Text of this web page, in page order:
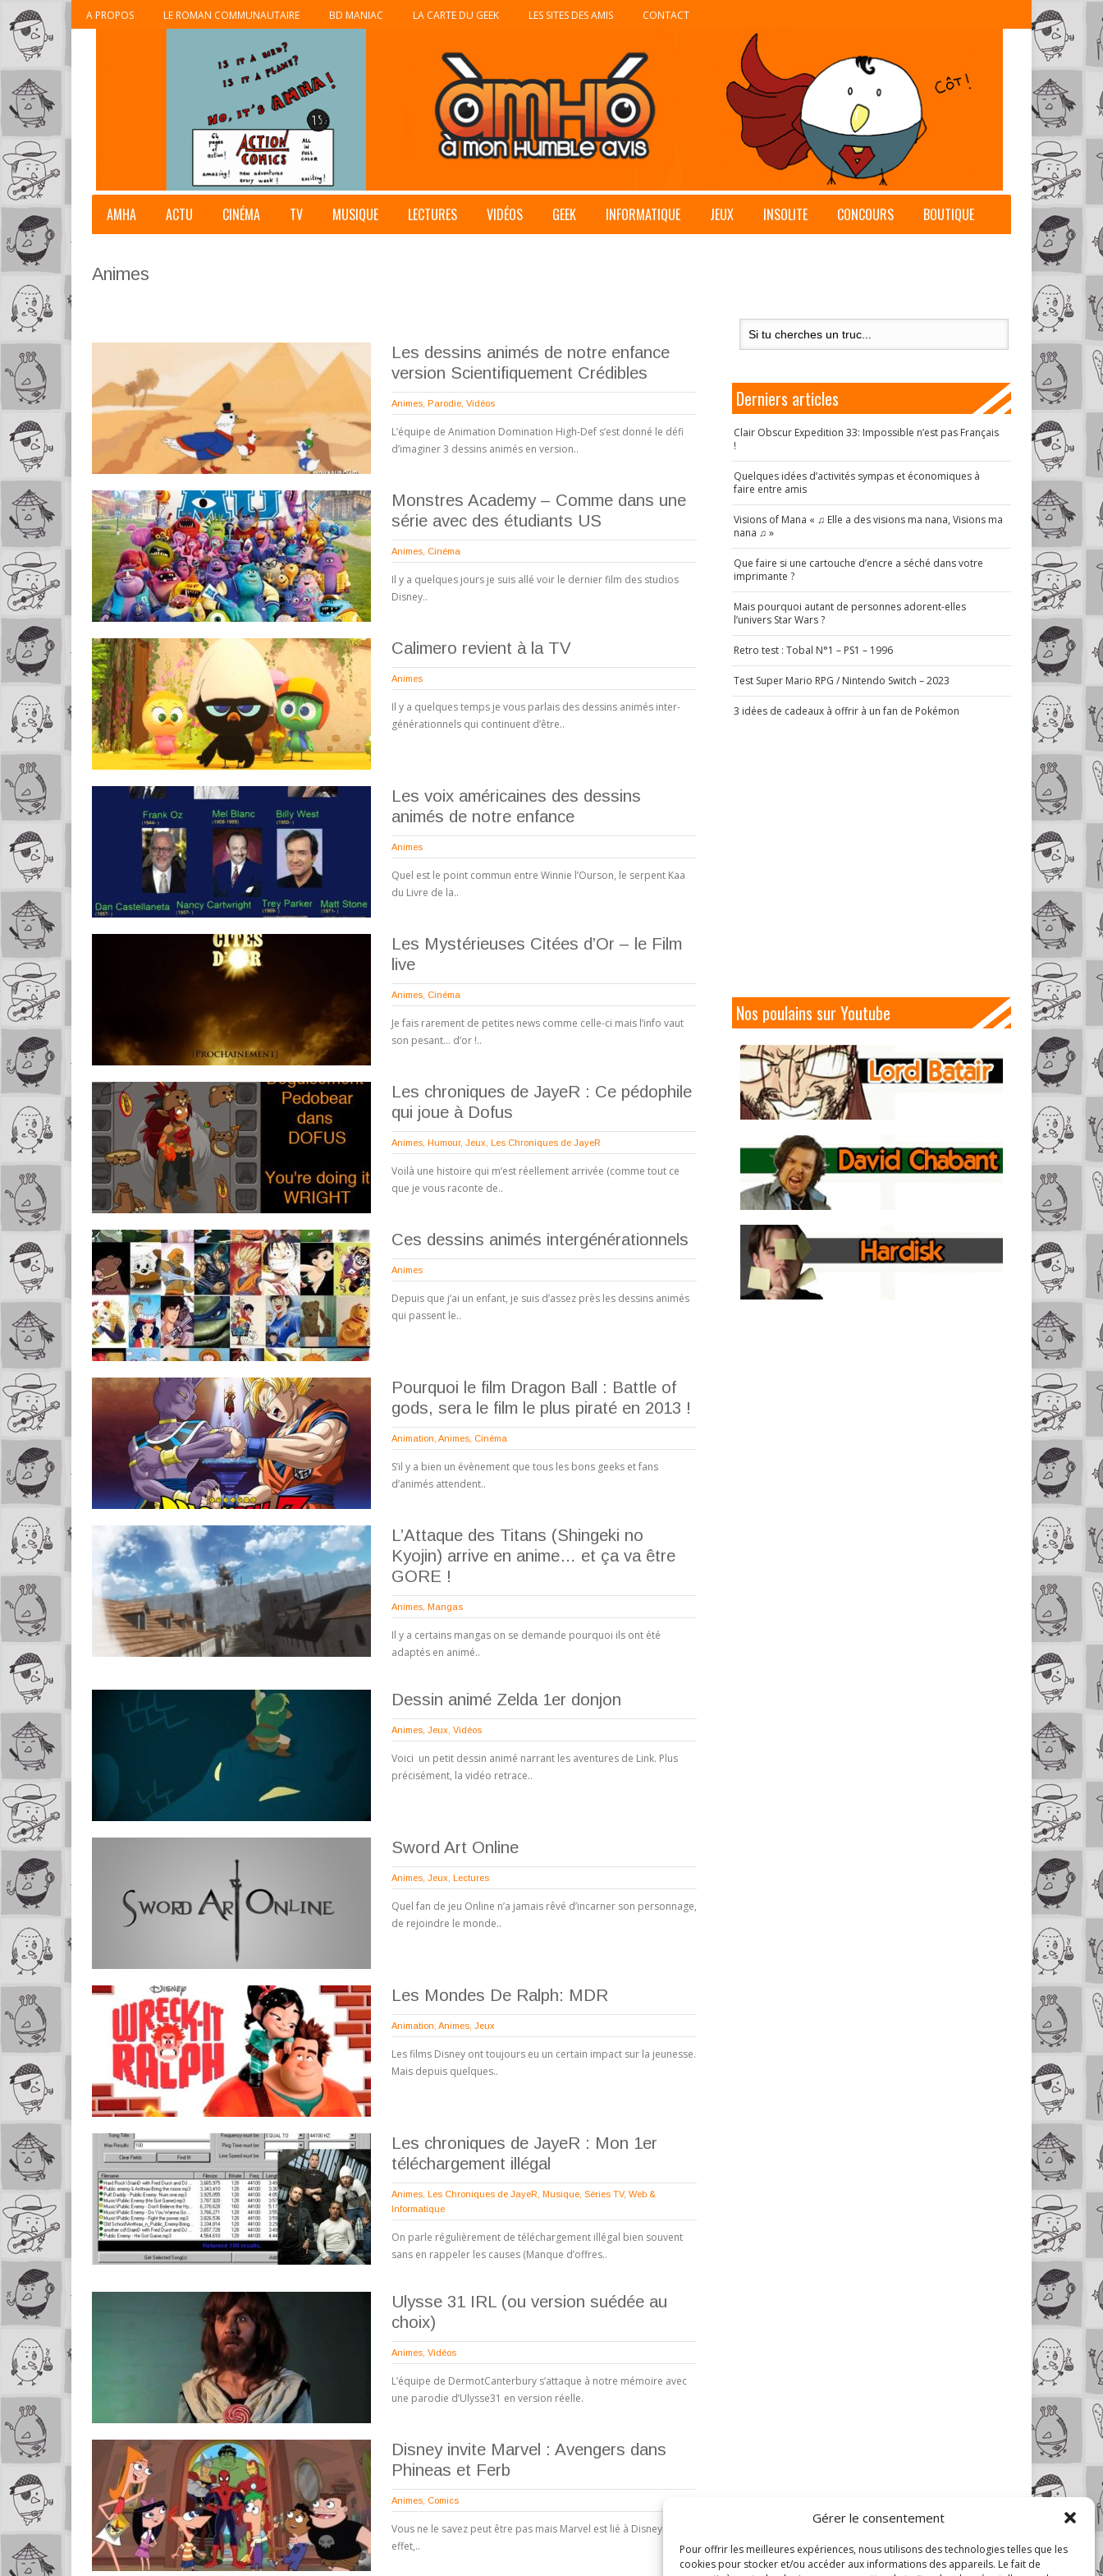
Gérer le consentement
Pour offrir les meilleures expériences, nous utilisons des technologies telles que les
cookies pour stocker et/ou accéder aux informations des appareils. Le fait de
A PROPOS LE ROMAN COMMUNAUTAIRE BD MANIAC LA CARTE DU GEEK LES SITES DES AMIS CONTACT
AMHA ACTU CINÉMA TV MUSIQUE LECTURES VIDÉOS GEEK INFORMATIQUE JEUX INSOLITE CONCOURS BOUTIQUE
Animes
Les dessins animés de notre enfance
version Scientifiquement Crédibles
Animes Parodie Vidéos
L’équipe de Animation Domination High-Def s’est donné le défi
d’imaginer 3 dessins animés en version..
Monstres Academy – Comme dans une
série avec des étudiants US
Animes Cinéma
Il y a quelques jours je suis allé voir le dernier film des studios
Disney..
Calimero revient à la TV
Animes
Il y a quelques temps je vous parlais des dessins animés inter-
générationnels qui continuent d’être..
Les voix américaines des dessins
animés de notre enfance
Animes
Quel est le point commun entre Winnie l’Ourson, le serpent Kaa
du Livre de la..
Les Mystérieuses Citées d’Or – le Film
live
Animes Cinéma
Je fais rarement de petites news comme celle-ci mais l’info vaut
son pesant… d’or !..
Les chroniques de JayeR : Ce pédophile
qui joue à Dofus
Animes Humour, Jeux Les Chroniques de JayeR
Voilà une histoire qui m’est réellement arrivée (comme tout ce
que je vous raconte de..
Ces dessins animés intergénérationnels
Animes
Depuis que j’ai un enfant, je suis d’assez près les dessins animés
qui passent le..
Pourquoi le film Dragon Ball : Battle of
gods, sera le film le plus piraté en 2013 !
Animation Animes Cinéma
S’il y a bien un évènement que tous les bons geeks et fans
d’animés attendent..
L’Attaque des Titans (Shingeki no
Kyojin) arrive en anime… et ça va être
GORE !
Animes Mangas
Il y a certains mangas on se demande pourquoi ils ont été
adaptés en animé..
Dessin animé Zelda 1er donjon
Animes Jeux Vidéos
Voici un petit dessin animé narrant les aventures de Link. Plus
précisément, la vidéo retrace..
Sword Art Online
Animes Jeux Lectures
Quel fan de jeu Online n’a jamais rêvé d’incarner son personnage,
de rejoindre le monde..
Les Mondes De Ralph: MDR
Animation Animes Jeux
Les films Disney ont toujours eu un certain impact sur la jeunesse.
Mais depuis quelques..
Les chroniques de JayeR : Mon 1er
téléchargement illégal
Animes Les Chroniques de JayeR Musique Séries TV, Web &
Informatique
On parle régulièrement de téléchargement illégal bien souvent
sans en rappeler les causes (Manque d’offres..
Ulysse 31 IRL (ou version suédée au
choix)
Animes Vidéos
L’équipe de DermotCanterbury s’attaque à notre mémoire avec
une parodie d’Ulysse31 en version réelle.
Disney invite Marvel : Avengers dans
Phineas et Ferb
Animes Comics
Vous ne le savez peut être pas mais Marvel est lié à Disney. En
effet,..
Derniers articles
Clair Obscur Expedition 33: Impossible n’est pas Français
!
Quelques idées d’activités sympas et économiques à
faire entre amis
Visions of Mana « ♫ Elle a des visions ma nana, Visions ma
nana ♫ »
Que faire si une cartouche d’encre a séché dans votre
imprimante ?
Mais pourquoi autant de personnes adorent-elles
l’univers Star Wars ?
Retro test : Tobal N°1 – PS1 – 1996
Test Super Mario RPG / Nintendo Switch – 2023
3 idées de cadeaux à offrir à un fan de Pokémon
Nos poulains sur Youtube